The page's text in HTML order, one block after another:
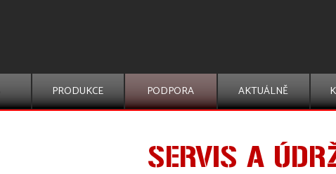
Přeskočit menu
▼
PRODUKCE ▼
PODPORA ▼
AKTUÁLNĚ
SERVIS A